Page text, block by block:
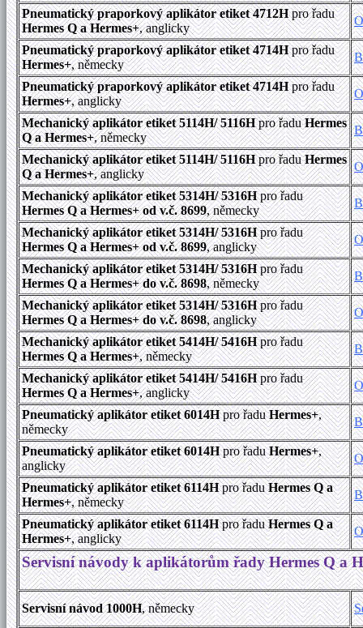
Pneumatický praporkový aplikátor etiket 4712Hpro řadu
Hermes Q a Hermes+, anglicky
Pneumatický praporkový aplikátor etiket 4714Hpro řadu
Hermes+, německy
Pneumatický praporkový aplikátor etiket 4714Hpro řadu
Hermes+, anglicky
Mechanický aplikátor etiket 5114H/ 5116Hpro řaduHermes
Q a Hermes+, německy
Mechanický aplikátor etiket 5114H/ 5116Hpro řaduHermes
Q a Hermes+, anglicky
Mechanický aplikátor etiket 5314H/ 5316Hpro řadu
Hermes Q a Hermes+ od v.č. 8699, německy
Mechanický aplikátor etiket 5314H/ 5316Hpro řadu
Hermes Q a Hermes+ od v.č. 8699, anglicky
Mechanický aplikátor etiket 5314H/ 5316Hpro řadu
Hermes Q a Hermes+ do v.č. 8698, německy
Mechanický aplikátor etiket 5314H/ 5316Hpro řadu
Hermes Q a Hermes+ do v.č. 8698, anglicky
Mechanický aplikátor etiket 5414H/ 5416Hpro řadu
Hermes Q a Hermes+, německy
Mechanický aplikátor etiket 5414H/ 5416Hpro řadu
Hermes Q a Hermes+, anglicky
Pneumatický aplikátor etiket 6014Hpro řaduHermes+,
německy
Pneumatický aplikátor etiket 6014Hpro řaduHermes+,
anglicky
Pneumatický aplikátor etiket 6114Hpro řaduHermes Q a
Hermes+, německy
Pneumatický aplikátor etiket 6114Hpro řaduHermes Q a
Hermes+, anglicky
Servisní návody k aplikátorům řady Hermes Q a
Servisní návod 1000H, německy